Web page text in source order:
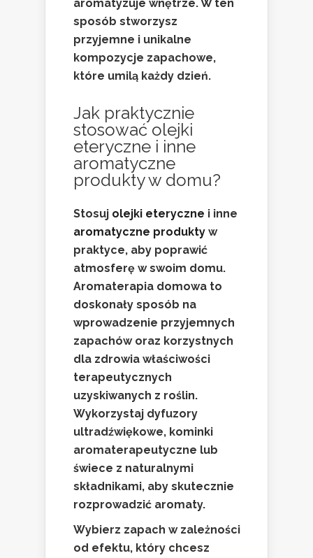
aromatyzuje wnętrze. W ten
sposób stworzysz
przyjemne i unikalne
kompozycje zapachowe,
które umilą każdy dzień.
Jak praktycznie
stosować olejki
eteryczne i inne
aromatyczne
produkty w domu?
Stosuj olejki eteryczne i inne
aromatyczne produkty w
praktyce, aby poprawić
atmosferę w swoim domu.
Aromaterapia domowa to
doskonały sposób na
wprowadzenie przyjemnych
zapachów oraz korzystnych
dla zdrowia właściwości
terapeutycznych
uzyskiwanych z roślin.
Wykorzystaj dyfuzory
ultradźwiękowe, kominki
aromaterapeutyczne lub
świece z naturalnymi
składnikami, aby skutecznie
rozprowadzić aromaty.
Wybierz zapach w zależności
od efektu, który chcesz